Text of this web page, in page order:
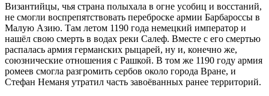
Византийцы, чья страна полыхала в огне усобиц и восстаний,
не смогли воспрепятствовать переброске армии Барбароссы в
Малую Азию. Там летом 1190 года немецкий император и
нашёл свою смерть в водах реки Салеф. Вместе с его смертью
распалась армия германских рыцарей, ну и, конечно же,
союзнические отношения с Рашкой. В том же 1190 году армия
ромеев смогла разгромить сербов около города Вране, и
Стефан Неманя утратил часть завоёванных ранее территорий.